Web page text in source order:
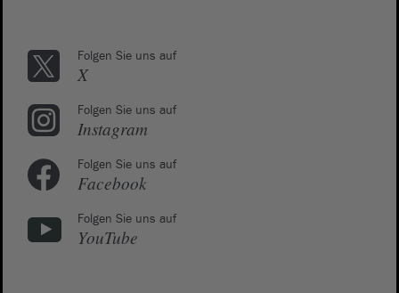
Folgen Sie uns auf
X
Folgen Sie uns auf
Instagram
Folgen Sie uns auf
Facebook
Folgen Sie uns auf
YouTube